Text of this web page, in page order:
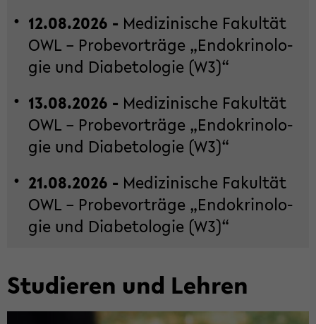
12.08.2026 - Me­di­zi­ni­sche Fa­kul­tät
OWL – Pro­be­vor­trä­ge „En­do­kri­no­lo­
gie und Dia­be­to­lo­gie (W3)“
13.08.2026 - Me­di­zi­ni­sche Fa­kul­tät
OWL – Pro­be­vor­trä­ge „En­do­kri­no­lo­
gie und Dia­be­to­lo­gie (W3)“
21.08.2026 - Me­di­zi­ni­sche Fa­kul­tät
OWL – Pro­be­vor­trä­ge „En­do­kri­no­lo­
gie und Dia­be­to­lo­gie (W3)“
Stu­die­ren und Leh­ren